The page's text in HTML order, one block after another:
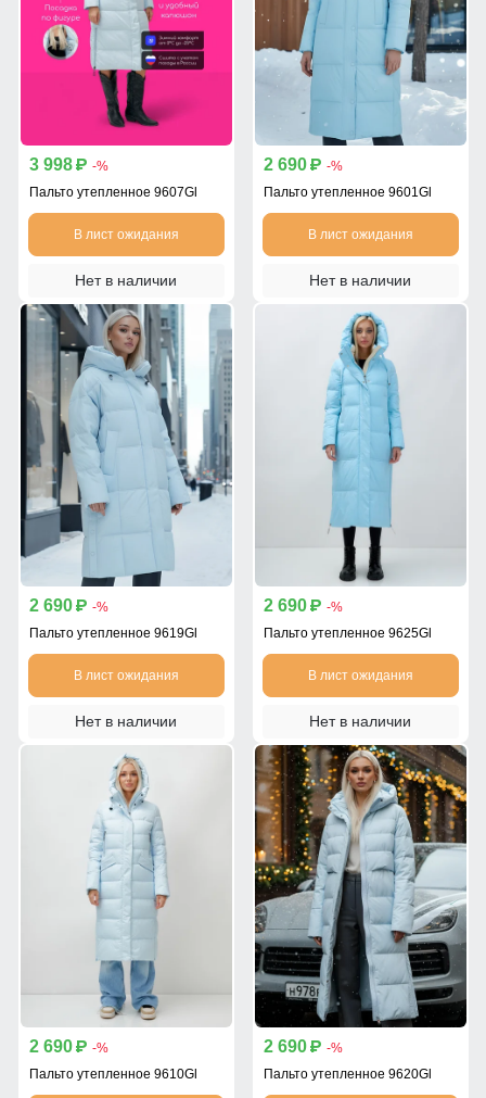
3 998 p -%
Пальто утепленное 9607Gl
В лист ожидания
Нет в наличии
2 690 p -%
Пальто утепленное 9601Gl
В лист ожидания
Нет в наличии
2 690 p -%
Пальто утепленное 9619Gl
В лист ожидания
Нет в наличии
2 690 p -%
Пальто утепленное 9625Gl
В лист ожидания
Нет в наличии
2 690 p -%
Пальто утепленное 9610Gl
2 690 p -%
Пальто утепленное 9620Gl